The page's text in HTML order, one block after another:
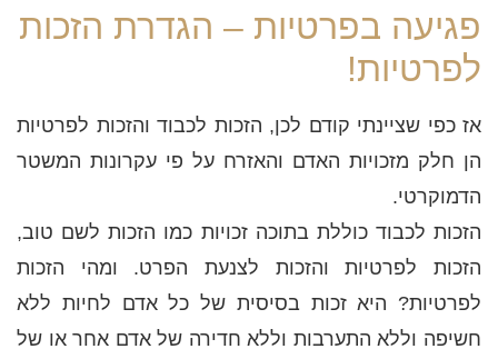
פגיעה בפרטיות – הגדרת הזכות
לפרטיות!
אז כפי שציינתי קודם לכן, הזכות לכבוד והזכות לפרטיות
הן חלק מזכויות האדם והאזרח על פי עקרונות המשטר
הדמוקרטי.
הזכות לכבוד כוללת בתוכה זכויות כמו הזכות לשם טוב,
הזכות לפרטיות והזכות לצנעת הפרט. ומהי הזכות
לפרטיות? היא זכות בסיסית של כל אדם לחיות ללא
חשיפה וללא התערבות וללא חדירה של אדם אחר או של